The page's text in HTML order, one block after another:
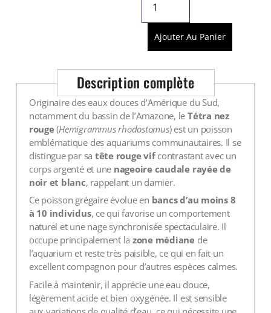
Ajouter Au Panier
Description complète
Originaire des eaux douces d’Amérique du Sud,
notamment du bassin de l’Amazone, le Tétra nez
rouge(Hemigrammus rhodostomus) est un poisson
emblématique des aquariums communautaires. Il se
distingue par sa tête rouge vifcontrastant avec un
corps argenté et une nageoire caudale rayée de
noir et blanc, rappelant un damier.
Ce poisson grégaire évolue en bancs d’au moins 8
à 10 individus, ce qui favorise un comportement
naturel et une nage synchronisée spectaculaire. Il
occupe principalement la zone médiane de
l’aquarium et reste très paisible, ce qui en fait un
excellent compagnon pour d’autres espèces calmes.
Facile à maintenir, il apprécie une eau douce,
légèrement acide et bien oxygénée. Il est sensible